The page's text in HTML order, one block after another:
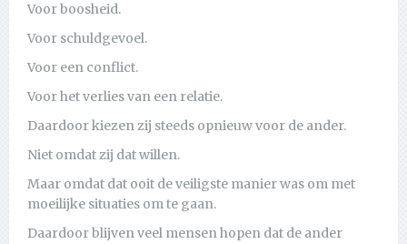
Voor boosheid.
Voor schuldgevoel.
Voor een conflict.
Voor het verlies van een relatie.
Daardoor kiezen zij steeds opnieuw voor de ander.
Niet omdat zij dat willen.
Maar omdat dat ooit de veiligste manier was om met
moeilijke situaties om te gaan.
Daardoor blijven veel mensen hopen dat de ander